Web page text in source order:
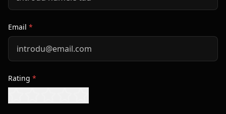
Email *
Rating *